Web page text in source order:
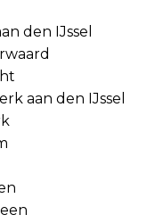
den IJssel
aan den IJssel